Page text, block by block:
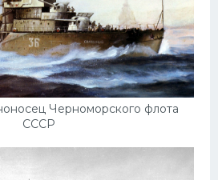
Черноморского флота
СССР